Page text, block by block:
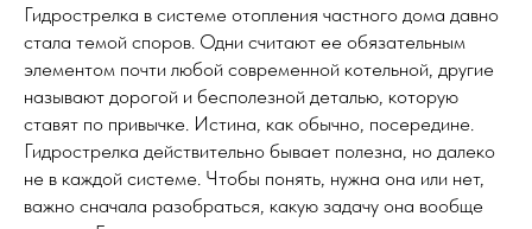
Гидрострелка в системе отопления частного дома давно
стала темой споров. Одни считают ее обязательным
элементом почти любой современной котельной, другие
называют дорогой и бесполезной деталью, которую
ставят по привычке. Истина, как обычно, посередине.
Гидрострелка действительно бывает полезна, но далеко
не в каждой системе. Чтобы понять, нужна она или нет,
важно сначала разобраться, какую задачу она вообще